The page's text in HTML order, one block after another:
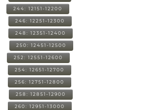
244: 12151-12200
246: 12251-12300
248: 12351-12400
250: 12451-12500
252: 12551-12600
254: 12651-12700
256: 12751-12800
258: 12851-12900
260: 12951-13000